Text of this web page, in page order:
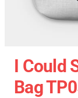
I Could
Bag